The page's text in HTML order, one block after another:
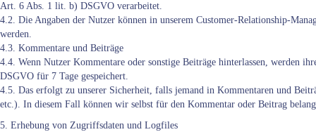
Art. 6 Abs. 1 lit. b) DSGVO verarbeitet.
4.2. Die Angaben der Nutzer können in unserem Customer-Relationship-
werden.
4.3. Kommentare und Beiträge
4.4. Wenn Nutzer Kommentare oder sonstige Beiträge hinterlassen, werden
DSGVO für 7 Tage gespeichert.
4.5. Das erfolgt zu unserer Sicherheit, falls jemand in Kommentaren und
etc.). In diesem Fall können wir selbst für den Kommentar oder Beitrag
5. Erhebung von Zugriffsdaten und Logfiles